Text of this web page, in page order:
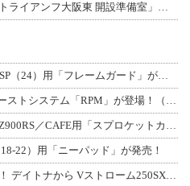
【トライアンフ】関西最大規模「トライアンフ大阪東 開設準備室」がオープン！ 限定
マジカルレーシングから MT-09／SP（24）用「フレームガード」が登場！
RPM から ホンダ GROM用エキゾーストシステム「RPM」が登場！（動画あり
カスタムスプロケットを見せる、Z900RS／CAFE用「スプロケットカバーフルキ
22）用「ニーパッド」が発売！
ゲル素材入りで快適＆足つき向上！ デイトナから Vストローム250SX用「快適ロ